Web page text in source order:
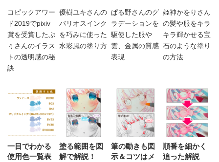
コピックアワー
ド2019でpixiv
賞を受賞したぷ
ぅさんのイラス
トの透明感の秘
訣
優樹ユキさんの
バリオスインク
を巧みに使った
水彩風の塗り方
ぱる野さんのグ
ラデーションを
駆使した服や
雲、金属の質感
表現
姫神かをりさん
の髪や服をキラ
キラ輝かせる宝
石のような塗り
の方法
一目でわかる
使用色一覧表
塗る範囲を図
解で解説！
筆の動きも図
示＆コツはメ
順番を細かく
追った解説